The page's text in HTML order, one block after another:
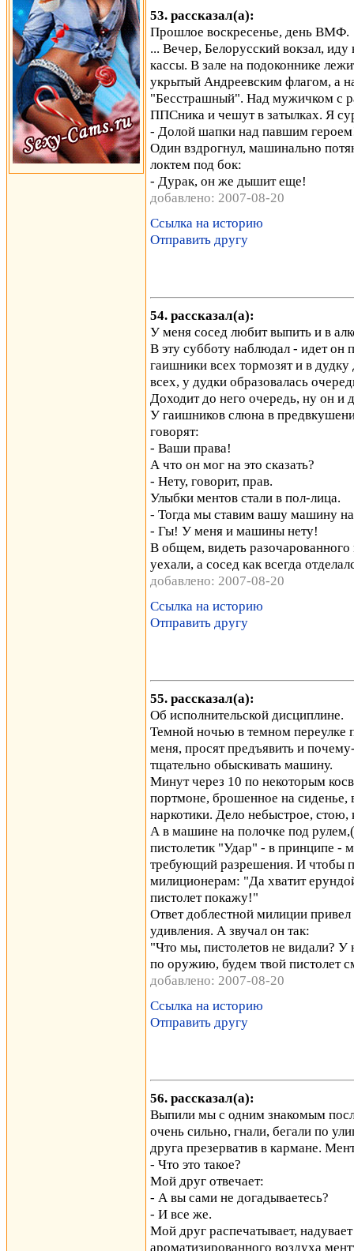
53. рассказал(а):
Прошлое воскресенье, день ВМФ.
... Вечер, Белорусский вокзал,
кассы. В зале на подоконнике
укрытый Андреевским флагом, а
"Бесстрашный". Над мужичком с
ППСника и чешут в затылках. Я
- Долой шапки над павшим
Один вздрогнул, машинально
локтем под бок:
- Дурак, он же дышит еще!
добавлено: 2007-08-20
Ссылка на историю
Отправить другу
54. рассказал(а):
У меня сосед любит выпить и в
В эту субботу наблюдал - идет он
гаишники всех тормозят и в
всех, у дудки образовалась
Доходит до него очередь, ну он и
У гаишников слюна в
говорят:
- Ваши права!
А что он мог на это сказать?
- Нету, говорит, прав.
Улыбки ментов стали в пол-лица.
- Тогда мы ставим вашу машину
- Гы! У меня и машины нету!
В общем, видеть
уехали, а сосед как всегда
добавлено: 2007-08-20
Ссылка на историю
Отправить другу
55. рассказал(а):
Об исполнительской дисциплине.
Темной ночью в темном переулке
меня, просят предъявить и
тщательно обыскивать машину.
Минут через 10 по некоторым
портмоне, брошенное на
наркотики. Дело небыстрое,
А в машине на полочке под
пистолетик "Удар" - в принципе -
требующий разрешения. И чтобы
милиционерам: "Да хватит
пистолет покажу!"
Ответ доблестной милиции
удивления. А звучал он так:
"Что мы, пистолетов не видали? У
по оружию, будем твой пистолет
добавлено: 2007-08-20
Ссылка на историю
Отправить другу
56. рассказал(а):
Выпили мы с одним знакомым
очень сильно, гнали, бегали по
друга презерватив в кармане.
- Что это такое?
Мой друг отвечает:
- А вы сами не догадываетесь?
- И все же.
Мой друг распечатывает,
ароматизированного воздуха